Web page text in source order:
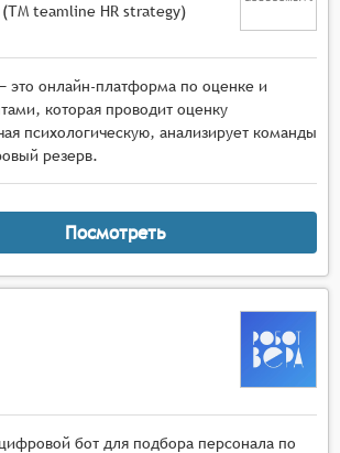
teamline HR strategy)
это онлайн-платформа по оценке и
которая проводит оценку
психологическую, анализирует команды
резерв.
Посмотреть
бот для подбора персонала по